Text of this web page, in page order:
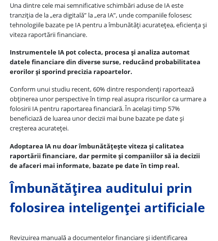
Una dintre cele mai semnificative schimbări aduse de IA este
tranziția de la „era digitală” la „era IA”, unde companiile folosesc
tehnologiile bazate pe IA pentru a îmbunătăți acuratețea, eficiența și
viteza raportării financiare.
Instrumentele IA pot colecta, procesa și analiza automat
datele financiare din diverse surse, reducând probabilitatea
erorilor și sporind precizia rapoartelor.
Conform unui studiu recent, 60% dintre respondenți raportează
obținerea unor perspective în timp real asupra riscurilor ca urmare a
folosirii IA pentru raportarea financiară. În același timp 57%
beneficiază de luarea unor decizii mai bune bazate pe date și
creșterea acurateței.
Adoptarea IA nu doar îmbunătățește viteza și calitatea
raportării financiare, dar permite și companiilor să ia decizii
de afaceri mai informate, bazate pe date în timp real.
Îmbunătățirea auditului prin
folosirea inteligenței artificiale
Revizuirea manuală a documentelor financiare și identificarea